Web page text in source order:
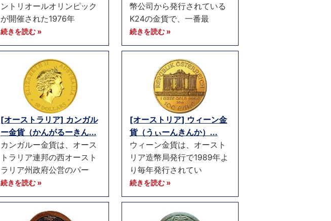
ントリオールオリンピック
が開催された1976年
続きを読む »
幣公司から発行されている
K24の金貨で、一番最
続きを読む »
[オーストラリア] カンガル
ー金貨（かんがるーきん...
カンガルー金貨は、オース
トラリア連邦の西オースト
ラリア州政府公営のパー
続きを読む »
[オーストリア] ウィーン金
貨（うぃーんきんか）...
ウィーン金貨は、オースト
リア造幣局発行で1989年よ
り毎年発行されてい
続きを読む »